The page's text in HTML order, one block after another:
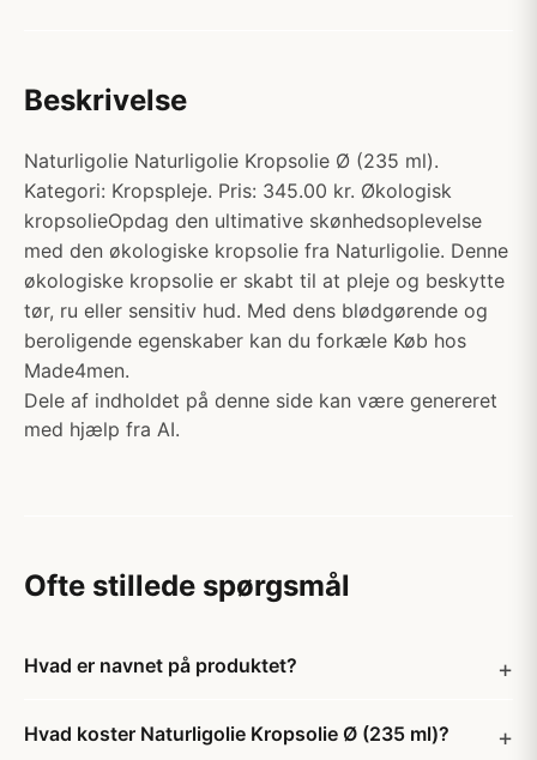
Beskrivelse
Naturligolie Naturligolie Kropsolie Ø (235 ml).
Kategori: Kropspleje. Pris: 345.00 kr. Økologisk
kropsolieOpdag den ultimative skønhedsoplevelse
med den økologiske kropsolie fra Naturligolie. Denne
økologiske kropsolie er skabt til at pleje og beskytte
tør, ru eller sensitiv hud. Med dens blødgørende og
beroligende egenskaber kan du forkæle Køb hos
Made4men.
Dele af indholdet på denne side kan være genereret
med hjælp fra AI.
Ofte stillede spørgsmål
Hvad er navnet på produktet?
Hvad koster Naturligolie Kropsolie Ø (235 ml)?